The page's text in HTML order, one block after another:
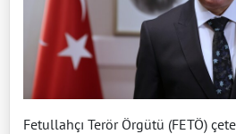
Fetullahçı Terör Örgütü (FETÖ)